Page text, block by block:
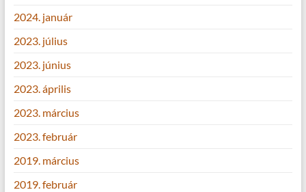
2024. január
2023. július
2023. június
2023. április
2023. március
2023. február
2019. március
2019. február